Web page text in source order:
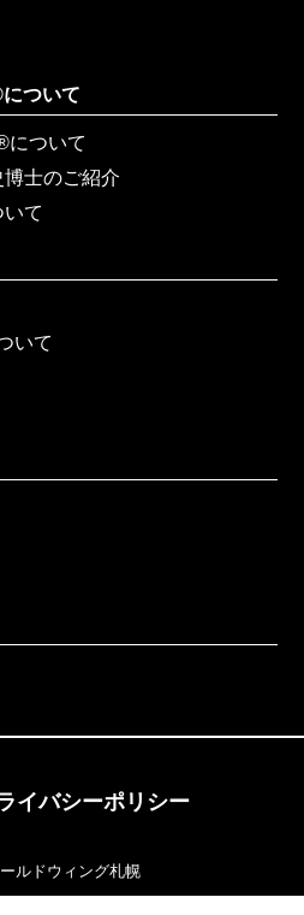
ついて
について
士のご紹介
て
いて
イバシーポリシー
ルドウィング札幌